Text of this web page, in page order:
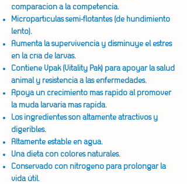
comparación a la competencia.
Micropartículas semi-flotantes (de hundimiento
lento).
Aumenta la supervivencia y disminuye el estrés
en la cría de larvas.
Contiene Vpak (Vitality Pak) para apoyar la salud
animal y resistencia a las enfermedades.
Apoya un crecimiento más rápido al promover
la muda larvaria más rápida.
Los ingredientes son altamente atractivos y
digeribles.
Altamente estable en agua.
Una dieta con colores naturales.
Conservado con nitrógeno para prolongar la
vida útil.